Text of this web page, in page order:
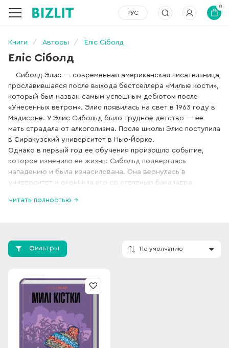
РУС
0
Книги Авторы Еліс Сіболд
Еліс Сіболд
Сиболд Элис — современная американская писательница,
прославившаяся после выхода бестселлера «Милые кости»,
который был назван самым успешным дебютом после
«Унесенных ветром». Элис появилась на свет в 1963 году в
Мэдисоне. У Элис Сибольд было трудное детство — ее
мать страдала от алкоголизма. После школы Элис поступила
в Сиракузский университет в Нью-Йорке.
Однако в первый год ее обучения произошло событие,
которое изменило ее жизнь: Сибольд подверглась
нападению и была изнасилована. Она вернулась в
университет и окончила его со степенью бакалавра.
отчислена из Хьюстонского университета из-за проблем с
молодой девушки под рабочим названием Monsters.
В 1995 году Элис Сибольд была зачислена в
со своим будущим мужем — писателем Гленом Дэвидом
Голдом. В 1999 году состоялся литературный дебют Элис
Сиболд — вышла ее книга «Счастливая», основанная на
реальных событиях из жизни.
Широкая известность пришла к Элис в 2002 году, когда
увидел свет ее роман «Милые кости» (Monsters). Роман имел
оглушительный успех, был моментально раскуплен, обогнав
Читать полностью →
Фильтры